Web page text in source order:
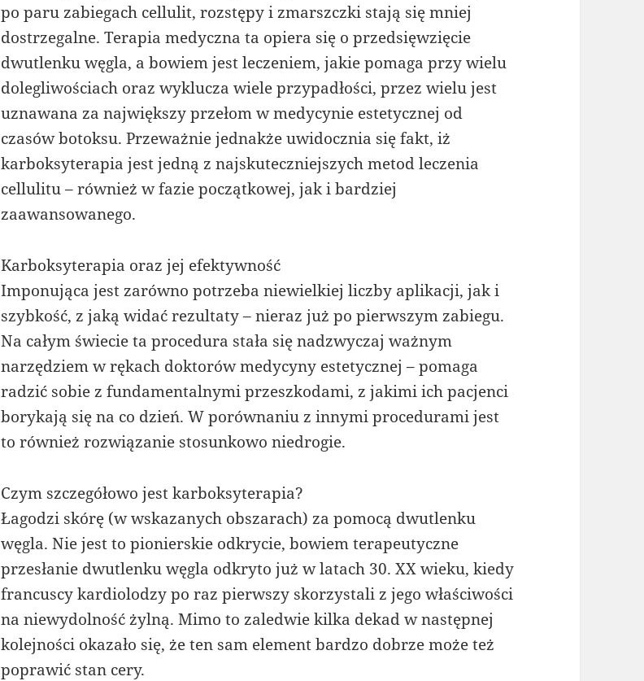
po paru zabiegach cellulit, rozstępy i zmarszczki stają się mniej
dostrzegalne. Terapia medyczna ta opiera się o przedsięwzięcie
dwutlenku węgla, a bowiem jest leczeniem, jakie pomaga przy wielu
dolegliwościach oraz wyklucza wiele przypadłości, przez wielu jest
uznawana za największy przełom w medycynie estetycznej od
czasów botoksu. Przeważnie jednakże uwidocznia się fakt, iż
karboksyterapia jest jedną z najskuteczniejszych metod leczenia
cellulitu – również w fazie początkowej, jak i bardziej
zaawansowanego.
Karboksyterapia oraz jej efektywność
Imponująca jest zarówno potrzeba niewielkiej liczby aplikacji, jak i
szybkość, z jaką widać rezultaty – nieraz już po pierwszym zabiegu.
Na całym świecie ta procedura stała się nadzwyczaj ważnym
narzędziem w rękach doktorów medycyny estetycznej – pomaga
radzić sobie z fundamentalnymi przeszkodami, z jakimi ich pacjenci
borykają się na co dzień. W porównaniu z innymi procedurami jest
to również rozwiązanie stosunkowo niedrogie.
Czym szczegółowo jest karboksyterapia?
Łagodzi skórę (w wskazanych obszarach) za pomocą dwutlenku
węgla. Nie jest to pionierskie odkrycie, bowiem terapeutyczne
przesłanie dwutlenku węgla odkryto już w latach 30. XX wieku, kiedy
francuscy kardiolodzy po raz pierwszy skorzystali z jego właściwości
na niewydolność żylną. Mimo to zaledwie kilka dekad w następnej
kolejności okazało się, że ten sam element bardzo dobrze może też
poprawić stan cery.